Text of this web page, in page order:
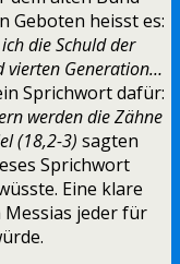
Geboten heisst es:
die Schuld der
vierten Generation…
Sprichwort dafür:
werden die Zähne
(18,2-3) sagten
Sprichwort
Eine klare
jeder für